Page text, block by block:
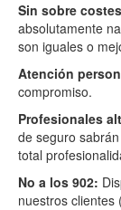
Sin sobre
absolutamente
son iguales o
Atención
compromiso.
Profesionales
de seguro
total
No a los 902:
nuestros clientes